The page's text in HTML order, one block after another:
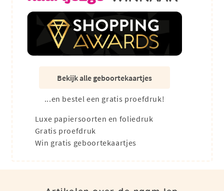
Bekijk alle geboortekaartjes
...en bestel een gratis proefdruk!
Luxe papiersoorten en foliedruk
Gratis proefdruk
Win gratis geboortekaartjes